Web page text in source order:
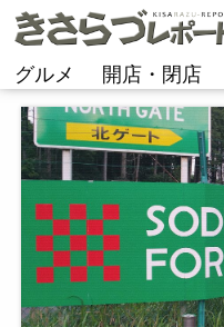
コ
ン
ン
グルメ 開店・閉店